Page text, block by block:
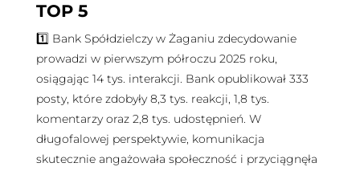
TOP 5
1️⃣ Bank Spółdzielczy w Żaganiu zdecydowanie
prowadzi w pierwszym półroczu 2025 roku,
osiągając 14 tys. interakcji. Bank opublikował 333
posty, które zdobyły 8,3 tys. reakcji, 1,8 tys.
komentarzy oraz 2,8 tys. udostępnień. W
długofalowej perspektywie, komunikacja
skutecznie angażowała społeczność i przyciągnęła